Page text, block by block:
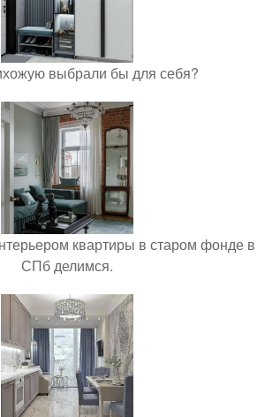
выбрали бы для себя?
квартиры в старом фонде в
СПб делимся.